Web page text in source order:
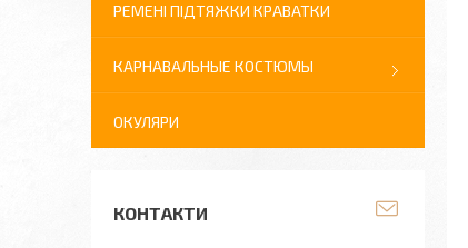
РЕМЕНІ ПІДТЯЖКИ КРАВАТКИ
КАРНАВАЛЬНЫЕ КОСТЮМЫ
ОКУЛЯРИ
КОНТАКТИ